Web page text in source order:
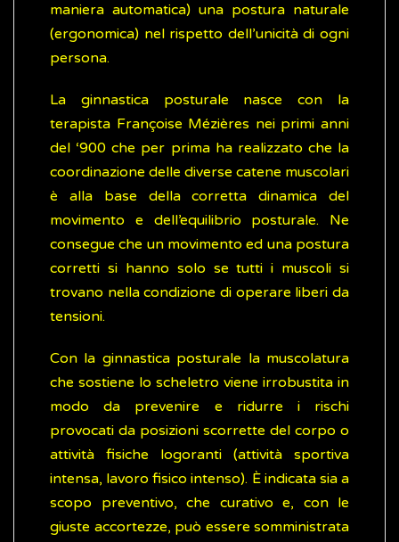
maniera automatica) una postura naturale
(ergonomica) nel rispetto dell’unicità di ogni
persona.
La ginnastica posturale nasce con la
terapista Françoise Mézières nei primi anni
del ‘900 che per prima ha realizzato che la
coordinazione delle diverse catene muscolari
è alla base della corretta dinamica del
movimento e dell’equilibrio posturale. Ne
consegue che un movimento ed una postura
corretti si hanno solo se tutti i muscoli si
trovano nella condizione di operare liberi da
tensioni.
Con la ginnastica posturale la muscolatura
che sostiene lo scheletro viene irrobustita in
modo da prevenire e ridurre i rischi
provocati da posizioni scorrette del corpo o
attività fisiche logoranti (attività sportiva
intensa, lavoro fisico intenso). È indicata sia a
scopo preventivo, che curativo e, con le
giuste accortezze, può essere somministrata